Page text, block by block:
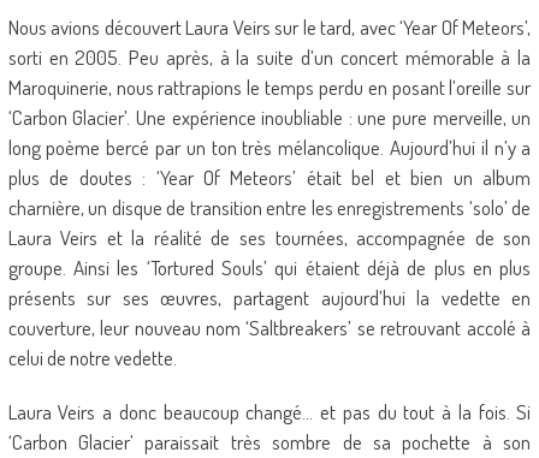
Nous avions découvert Laura Veirs sur le tard, avec ‘Year Of Meteors’,
sorti en 2005. Peu après, à la suite d’un concert mémorable à la
Maroquinerie, nous rattrapions le temps perdu en posant l’oreille sur
‘Carbon Glacier’. Une expérience inoubliable : une pure merveille, un
long poème bercé par un ton très mélancolique. Aujourd’hui il n’y a
plus de doutes : ‘Year Of Meteors’ était bel et bien un album
charnière, un disque de transition entre les enregistrements ‘solo’ de
Laura Veirs et la réalité de ses tournées, accompagnée de son
groupe. Ainsi les ‘Tortured Souls’ qui étaient déjà de plus en plus
présents sur ses œuvres, partagent aujourd’hui la vedette en
couverture, leur nouveau nom ‘Saltbreakers’ se retrouvant accolé à
celui de notre vedette.
Laura Veirs a donc beaucoup changé… et pas du tout à la fois. Si
‘Carbon Glacier’ paraissait très sombre de sa pochette à son